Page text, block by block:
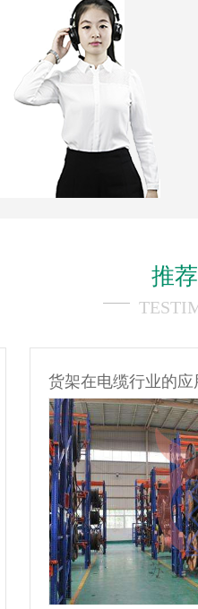
推
货架在电子行业的应